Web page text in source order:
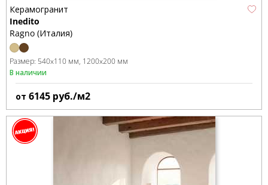
Керамогранит
Inedito
Ragno (Италия)
Размер: 540x110 мм 1200x200 мм
В наличии
от 6145 руб./м2